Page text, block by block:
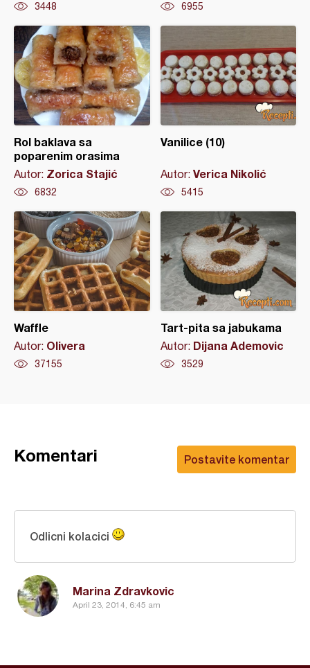
3448 6955
Rol baklava sa
poparenim orasima
Autor: Zorica Stajić
6832
Vanilice (10)
Autor: Verica Nikolić
5415
Waffle
Autor: Olivera
37155
Tart-pita sa jabukama
Autor: Dijana Ademovic
3529
Postavite komentar
Komentari
Marina Zdravkovic
April 23, 2014, 6:45 am
Odlicni kolacici